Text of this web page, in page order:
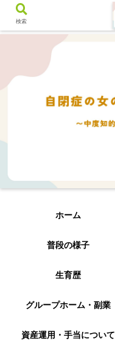
ホーム
普段の様子
生育歴
グループホーム・副業
資産運用・手当について
検索